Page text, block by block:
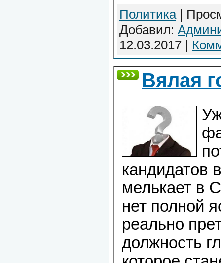
Политика|
Добавил:
12.03.2017 |
Вялая
кандидатов
мелькает в
нет полной
реально
должность